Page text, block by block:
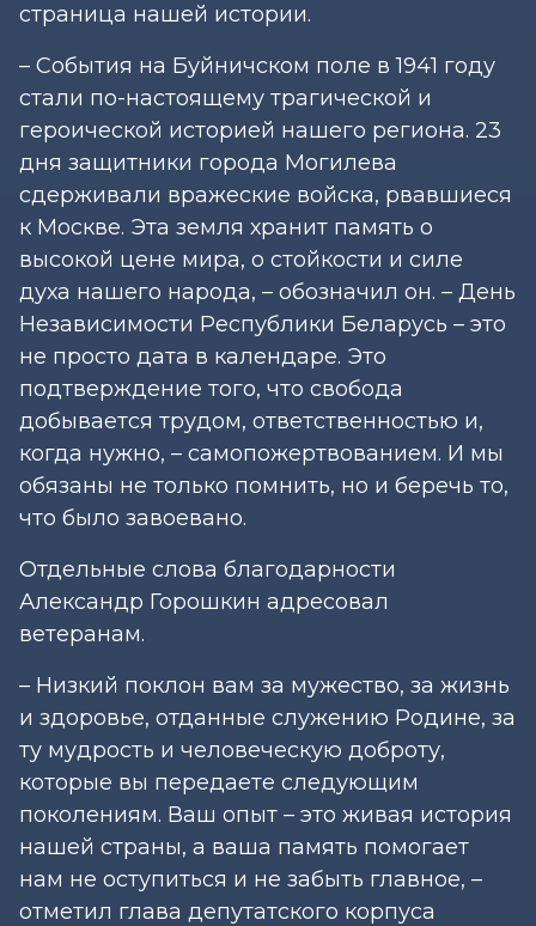
страница нашей истории.
– События на Буйничском поле в 1941 году
стали по-настоящему трагической и
героической историей нашего региона. 23
дня защитники города Могилева
сдерживали вражеские вой­ска, рвавшиеся
к Москве. Эта земля хранит память о
высокой цене мира, о стойкости и силе
духа нашего народа, – обозначил он. – День
Независимости Республики Беларусь – это
не просто дата в календаре. Это
подтверждение того, что свобода
добывается трудом, ответственностью и,
когда нужно, – самопожертвованием. И мы
обязаны не только помнить, но и беречь то,
что было завоевано.
Отдельные слова благодарности
Александр Горошкин адресовал
ветеранам.
– Низкий поклон вам за мужество, за жизнь
и здоровье, отданные служению Родине, за
ту мудрость и человеческую доброту,
которые вы передаете следующим
поколениям. Ваш опыт – это живая история
нашей страны, а ваша память помогает
нам не оступиться и не забыть главное, –
отметил глава депутатского корпуса